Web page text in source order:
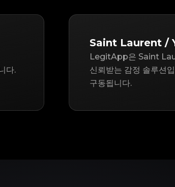
다.
Saint Laurent /
LegitApp은 Saint
신뢰받는 감정 솔루션
구동됩니다.